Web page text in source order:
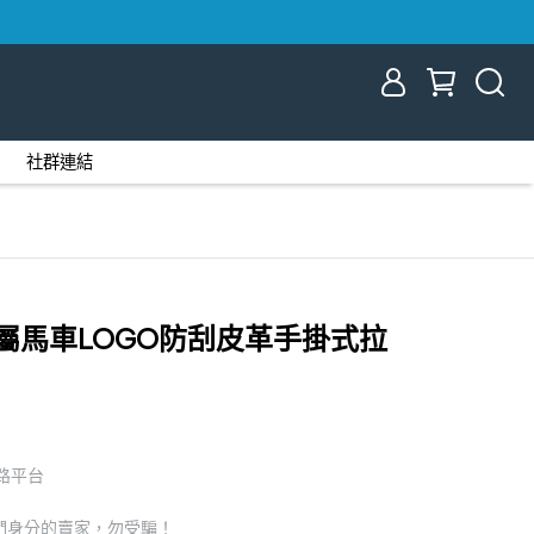
社群連結
馬車LOGO防刮皮革手掛式拉
平台
分的賣家，勿受騙！